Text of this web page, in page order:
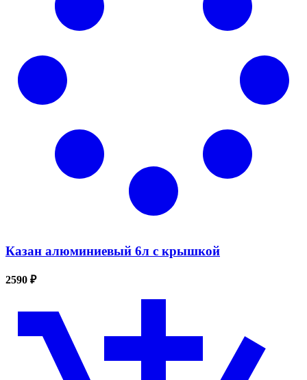
Казан алюминиевый 6л с крышкой
2590 ₽